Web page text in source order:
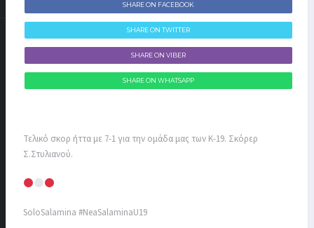
SHARE ON FACEBOOK
SHARE ON TWITTER
SHARE ON VIBER
SHARE ON WHATSAPP
Τελικό σκορ ήττα με 7-1 για την ομάδα μας των Κ-19. Σκόρερ
Σ.Στυλιανού.
SoloSalamina #NeaSalaminaU19